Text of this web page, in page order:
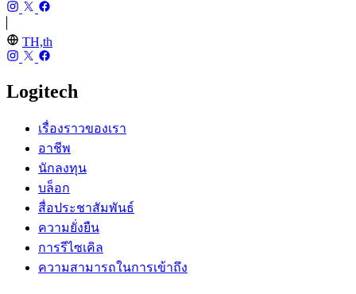
TH,th
Logitech
เรื่องราวของเรา
อาชีพ
นักลงทุน
บล็อก
สื่อประชาสัมพันธ์
ความยั่งยืน
การรีไซเคิล
ความสามารถในการเข้าถึง